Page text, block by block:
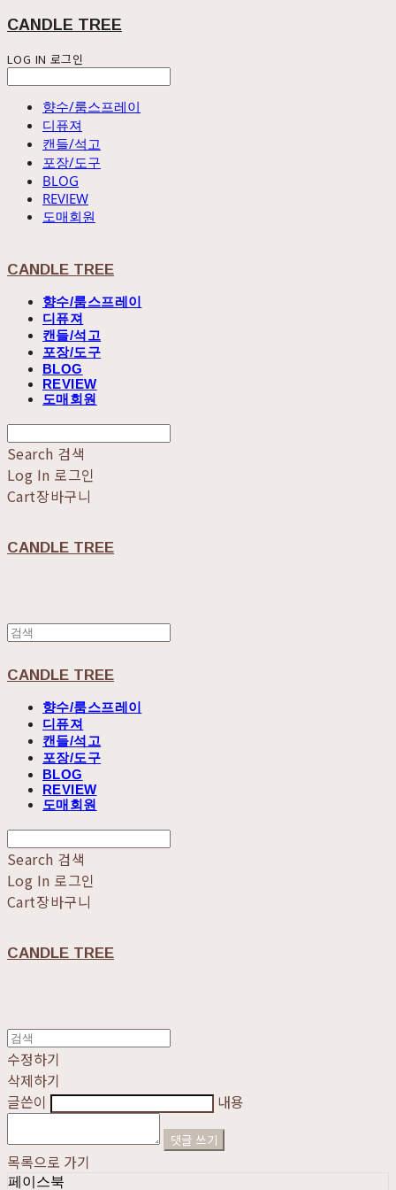
CANDLE TREE
LOG IN 로그인
향수/룸스프레이
디퓨져
캔들/석고
포장/도구
BLOG
REVIEW
도매회원
CANDLE TREE
향수/룸스프레이
디퓨져
캔들/석고
포장/도구
BLOG
REVIEW
도매회원
Search 검색
Log In 로그인
Cart장바구니
CANDLE TREE
CANDLE TREE
향수/룸스프레이
디퓨져
캔들/석고
포장/도구
BLOG
REVIEW
도매회원
Search 검색
Log In 로그인
Cart장바구니
CANDLE TREE
수정하기
삭제하기
글쓴이
내용
댓글 쓰기
목록으로 가기
페이스북